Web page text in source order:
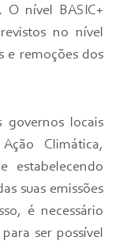
nível BASIC+
no nível
e remoções dos
governos locais
Climática,
estabelecendo
suas emissões
é necessário
ser possível